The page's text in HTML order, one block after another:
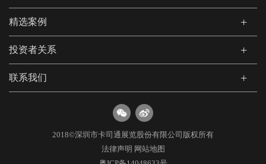
精选案例
投资者关系
联系我们
2018©深圳市卡司通展览股份有限公司版权所有
法律声明 网站地图